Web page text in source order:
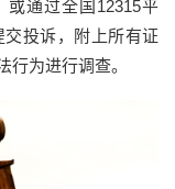
或通过全国12315平
投诉，附上所有证
为进行调查。